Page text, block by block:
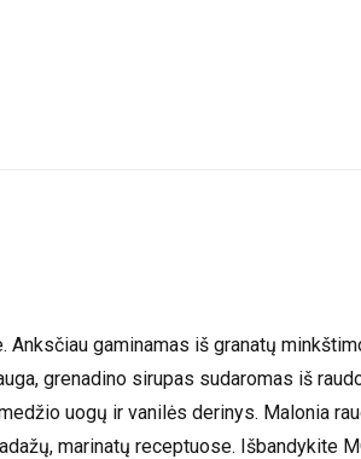
gaminamas iš granatų
grenadino sirupas sudaromas iš
uogų ir vanilės derinys. Malonia
marinatų receptuose. Išbandykite